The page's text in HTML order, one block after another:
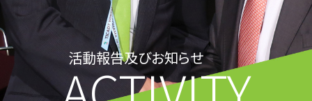
活動報告及びお知らせ